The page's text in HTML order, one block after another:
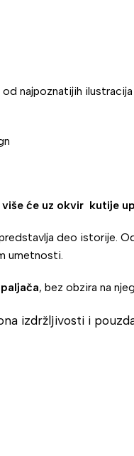
od najpoznatijih
će uz okvir kutije
deo istorije.
umetnosti.
, bez obzira na
izdržljivosti i